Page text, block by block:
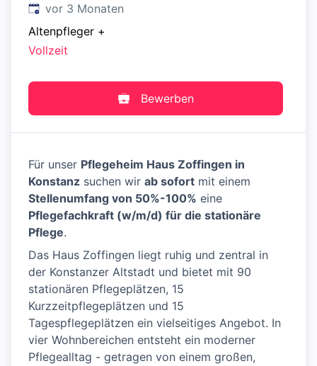
Veröffentlicht:
vor 3 Monaten
Altenpfleger +
Vollzeit
Bewerben
Für unser Pflegeheim Haus Zoffingen in
Konstanz suchen wir ab sofort mit einem
Stellenumfang von 50%-100% eine
Pflegefachkraft (w/m/d) für die stationäre
Pflege.
Das Haus Zoffingen liegt ruhig und zentral in
der Konstanzer Altstadt und bietet mit 90
stationären Pflegeplätzen, 15
Kurzzeitpflegeplätzen und 15
Tagespflegeplätzen ein vielseitiges Angebot. In
vier Wohnbereichen entsteht ein moderner
Pflegealltag - getragen von einem großen,